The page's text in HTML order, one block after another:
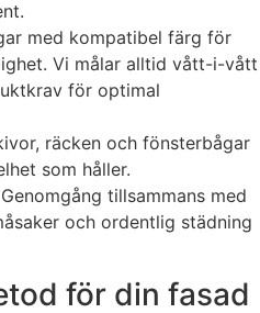
med kompatibel färg för
Vi målar alltid vått-i-vått
för optimal
räcken och fönsterbågar
som håller.
tillsammans med
och ordentlig städning
för din fasad